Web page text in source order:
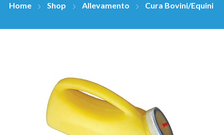
Home Shop Allevamento Cura Bovini/Equini